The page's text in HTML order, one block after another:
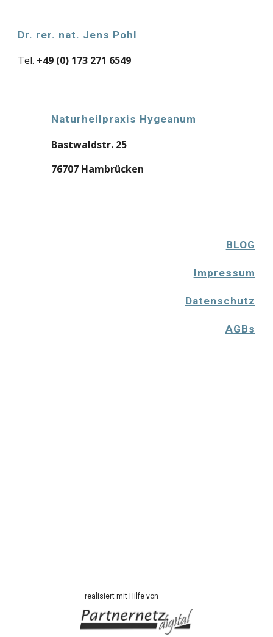
Dr. rer. nat. Jens Pohl
Tel. +49 (0) 173 271 6549
Naturheilpraxis Hygeanum
Bastwaldstr. 25
76707 Hambrücken
BLOG
Impressum
Datenschutz
AGBs
realisiert mit Hilfe von